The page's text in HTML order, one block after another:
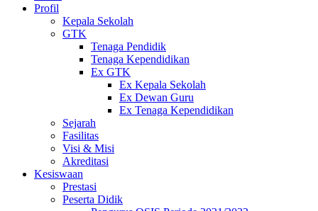
Profil
Kepala Sekolah
GTK
Tenaga Pendidik
Tenaga Kependidikan
Ex GTK
Ex Kepala Sekolah
Ex Dewan Guru
Ex Tenaga Kependidikan
Sejarah
Fasilitas
Visi & Misi
Akreditasi
Kesiswaan
Prestasi
Peserta Didik